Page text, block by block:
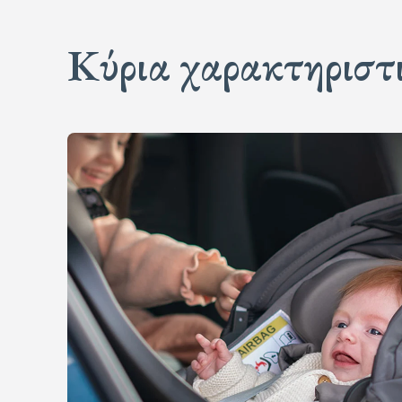
Κύρια